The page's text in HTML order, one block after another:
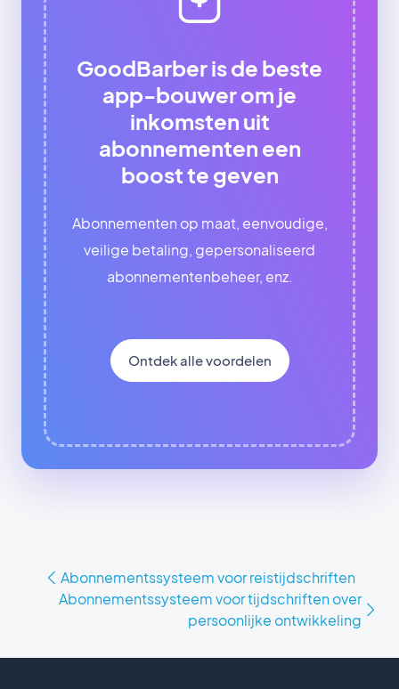
GoodBarber is de beste
app-bouwer om je
inkomsten uit
abonnementen een
boost te geven
Abonnementen op maat, eenvoudige,
veilige betaling, gepersonaliseerd
abonnementenbeheer, enz.
Ontdek alle voordelen
Abonnementssysteem voor reistijdschriften
Abonnementssysteem voor tijdschriften over
persoonlijke ontwikkeling